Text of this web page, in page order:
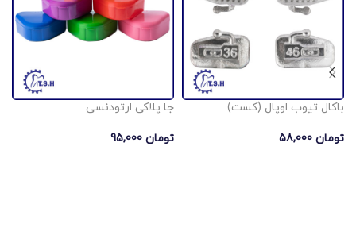
باکال تیوب اوپال (کست)
تومان
جا پلاکی ارتودنسی
تومان